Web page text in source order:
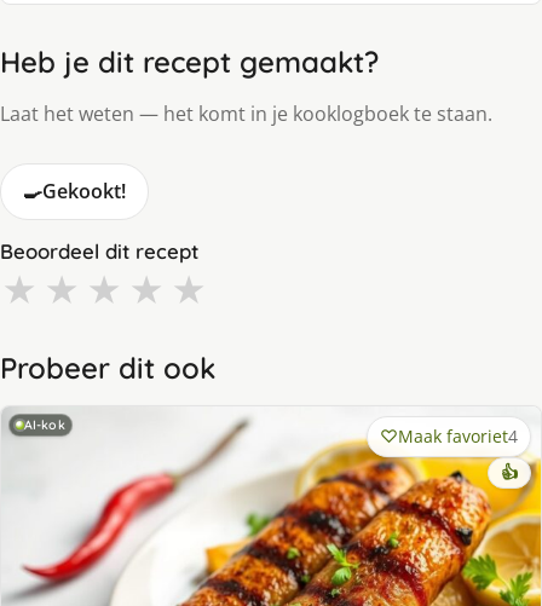
Heb je dit recept gemaakt?
Laat het weten — het komt in je kooklogboek te staan.
🍳Gekookt!
Beoordeel dit recept
★ ★ ★ ★ ★
Probeer dit ook
AI-kok Maak favoriet4
👍